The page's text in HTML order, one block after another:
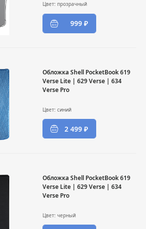
Цвет: прозрачный
999 ₽
Обложка Shell PocketBook 619
Verse Lite | 629 Verse | 634
Verse Pro
Цвет: cиний
2 499 ₽
Обложка Shell PocketBook 619
Verse Lite | 629 Verse | 634
Verse Pro
Цвет: черный